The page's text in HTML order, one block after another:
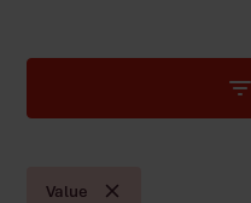
Value